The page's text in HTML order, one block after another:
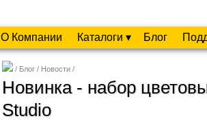
О Компании Каталоги ▾ Блог
Блог Новости
Новинка - набор
Studio